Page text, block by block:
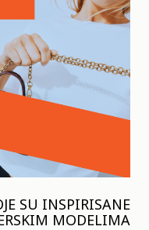
SU INSPIRISANE
MODELIMA